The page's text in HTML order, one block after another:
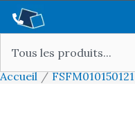
Aller
contenu
Accueil
FSFM010150121